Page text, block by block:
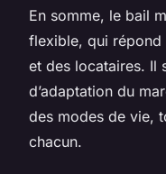
En somme, le bail
flexible, qui répond
et des locataires. Il
d’adaptation du
des modes de vie,
chacun.